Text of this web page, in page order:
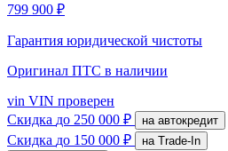
799 900 ₽
Гарантия юридической чистоты
Оригинал ПТС в наличии
vin VIN проверен
Скидка до 250 000 ₽ на автокредит
Скидка до 150 000 ₽
на Trade-In